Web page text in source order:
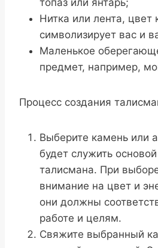
Нитка или лента, цвет
символизирует вас и
Маленькое
предмет, например,
Процесс создания
Выберите камень или
будет служить
талисмана. При
внимание на цвет и
они должны
работе и целям.
Свяжите выбранный